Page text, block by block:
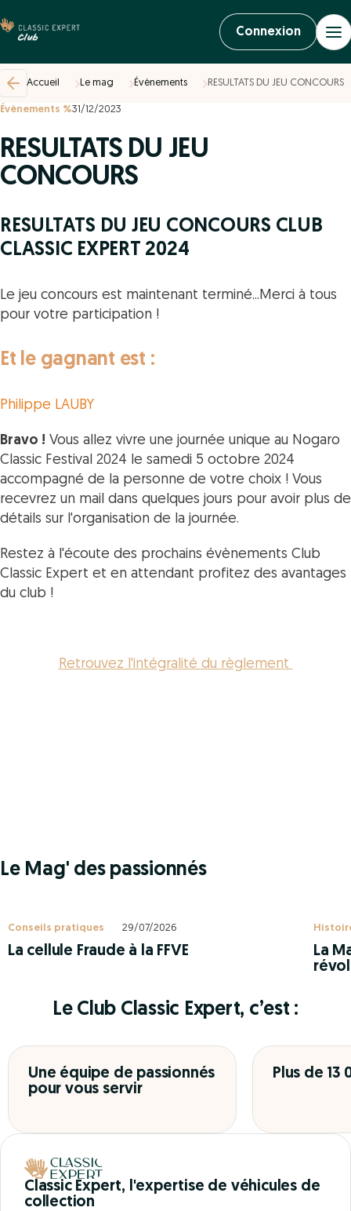
Connexion
Accueil Le mag Évènements RESULTATS DU JEU CONCOURS
Évènements %31/12/2023
RESULTATS DU JEU
CONCOURS
RESULTATS DU JEU CONCOURS CLUB
CLASSIC EXPERT 2024
Le jeu concours est maintenant terminé...Merci à tous
pour votre participation !
Et le gagnant est :
Philippe LAUBY
Bravo ! Vous allez vivre une journée unique au Nogaro
Classic Festival 2024 le samedi 5 octobre 2024
accompagné de la personne de votre choix ! Vous
recevrez un mail dans quelques jours pour avoir plus de
détails sur l'organisation de la journée.
Restez à l'écoute des prochains évènements Club
Classic Expert et en attendant profitez des avantages
du club !
Retrouvez l'intégralité du règlement
Le Mag' des passionnés
Conseils pratiques 29/07/2026
La cellule Fraude à la FFVE
La
Le Club Classic Expert, c’est :
Une équipe de passionnés
pour vous servir
Plus de 13
Classic Expert, l'expertise de véhicules de
collection